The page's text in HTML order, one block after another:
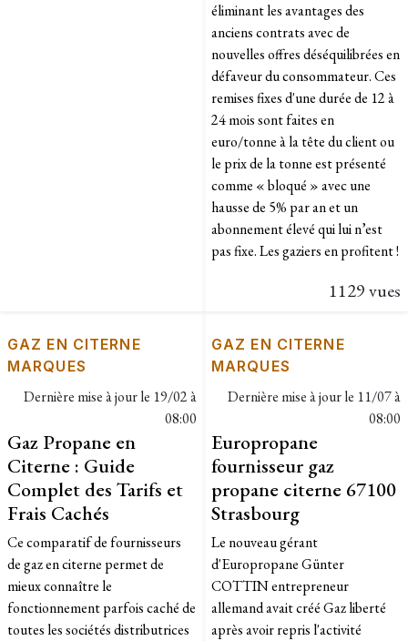
éliminant les avantages des
anciens contrats avec de
nouvelles offres déséquilibrées en
défaveur du consommateur. Ces
remises fixes d'une durée de 12 à
24 mois sont faites en
euro/tonne à la tête du client ou
le prix de la tonne est présenté
comme « bloqué » avec une
hausse de 5% par an et un
abonnement élevé qui lui n’est
pas fixe. Les gaziers en profitent !
1129 vues
GAZ EN CITERNE
MARQUES
Dernière mise à jour le 19/02 à
08:00
Gaz Propane en
Citerne : Guide
Complet des Tarifs et
Frais Cachés
Ce comparatif de fournisseurs
de gaz en citerne permet de
mieux connaître le
fonctionnement parfois caché de
toutes les sociétés distributrices
GAZ EN CITERNE
MARQUES
Dernière mise à jour le 11/07 à
08:00
Europropane
fournisseur gaz
propane citerne 67100
Strasbourg
Le nouveau gérant
d'Europropane Günter
COTTIN entrepreneur
allemand avait créé Gaz liberté
après avoir repris l'activité